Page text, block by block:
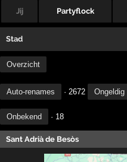
Jij Partyflock
Stad
Overzicht
Auto-renames · 2672 Ongeldig
Onbekend · 18
Sant Adrià de Besòs